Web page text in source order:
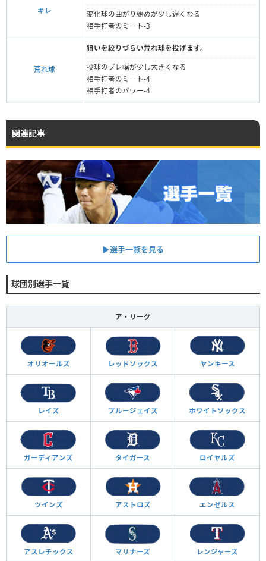
キレ
変化球の曲がり始めが少し遅くなる
相手打者のミート-3
荒れ球
狙いを絞りづらい荒れ球を投げます。
投球のブレ幅が少し大きくなる
相手打者のミート-4
相手打者のパワー-4
関連記事
▶︎選手一覧を見る
球団別選手一覧
ア・リーグ
オリオールズ レッドソックス ヤンキース
レイズ ブルージェイズ ホワイトソックス
ガーディアンズ タイガース ロイヤルズ
ツインズ アストロズ エンゼルス
アスレチックス マリナーズ レンジャーズ